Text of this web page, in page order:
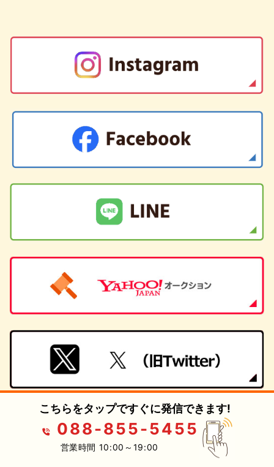
HOME 買取実績
こちらをタップですぐに発信できます!
088-855-5455
営業時間 10:00～19:00